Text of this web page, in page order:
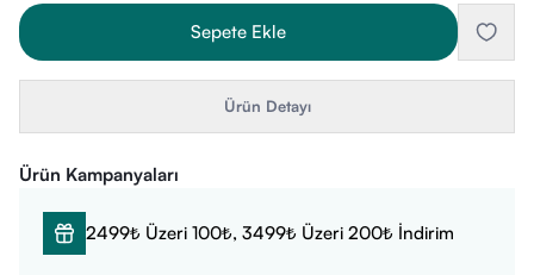
Sepete Ekle
Ürün Detayı
Ürün Kampanyaları
2499₺ Üzeri 100₺, 3499₺ Üzeri 200₺ İndirim